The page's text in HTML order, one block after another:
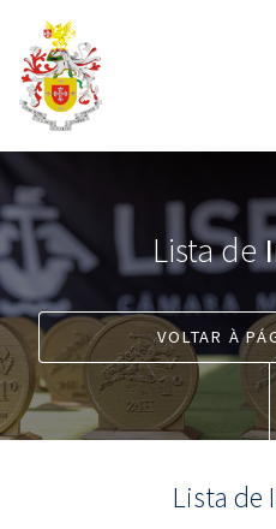
Lista de
VOLTAR À
Lista de